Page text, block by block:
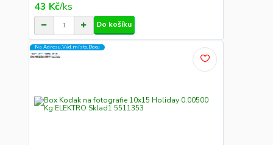
43 Kč/ks
Do košíku
Na Adresu,Výd.místo,Boxu